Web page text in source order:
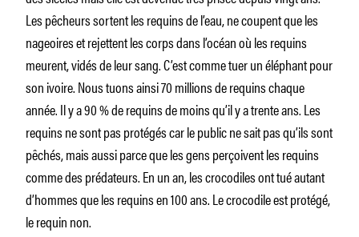
Les pêcheurs sortent les requins de l’eau, ne coupent que les
nageoires et rejettent les corps dans l’océan où les requins
meurent, vidés de leur sang. C’est comme tuer un éléphant pour
son ivoire. Nous tuons ainsi 70 millions de requins chaque
année. Il y a 90 % de requins de moins qu’il y a trente ans. Les
requins ne sont pas protégés car le public ne sait pas qu’ils sont
pêchés, mais aussi parce que les gens perçoivent les requins
comme des prédateurs. En un an, les crocodiles ont tué autant
d’hommes que les requins en 100 ans. Le crocodile est protégé,
le requin non.